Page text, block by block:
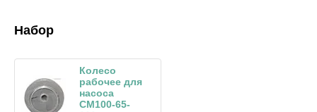
Набор
Колесо
рабочее для
насоса
СМ100-65-